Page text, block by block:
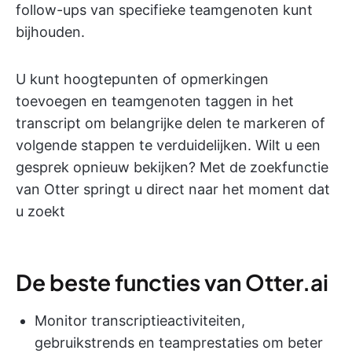
follow-ups van specifieke teamgenoten kunt
bijhouden.
U kunt hoogtepunten of opmerkingen
toevoegen en teamgenoten taggen in het
transcript om belangrijke delen te markeren of
volgende stappen te verduidelijken. Wilt u een
gesprek opnieuw bekijken? Met de zoekfunctie
van Otter springt u direct naar het moment dat
u zoekt
De beste functies van Otter.ai
Monitor transcriptieactiviteiten,
gebruikstrends en teamprestaties om beter